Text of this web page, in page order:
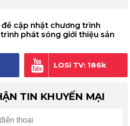
cập nhật chương trình
phát sóng giới thiệu sản
LOSi TV: 186k
TIN KHUYẾN MẠI